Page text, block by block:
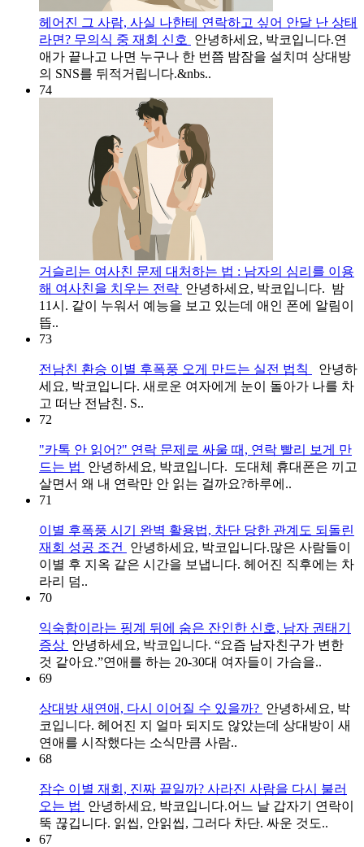
헤어진 그 사람, 사실 나한테 연락하고 싶어 안달 난 상태
라면? 무의식 중 재회 신호
안녕하세요, 박코입니다.연
애가 끝나고 나면 누구나 한 번쯤 밤잠을 설치며 상대방
의 SNS를 뒤적거립니다.&nbs..
74
거슬리는 여사친 문제 대처하는 법 : 남자의 심리를 이용
해 여사친을 치우는 전략 안녕하세요, 박코입니다. 밤
11시. 같이 누워서 예능을 보고 있는데 애인 폰에 알림이
뜹..
73
전남친 환승 이별 후폭풍 오게 만드는 실전 법칙
안녕하
세요, 박코입니다. 새로운 여자에게 눈이 돌아가 나를 차
고 떠난 전남친. S..
72
"카톡 안 읽어?" 연락 문제로 싸울 때, 연락 빨리 보게 만
드는 법
안녕하세요, 박코입니다. 도대체 휴대폰은 끼고
살면서 왜 내 연락만 안 읽는 걸까요?하루에..
71
이별 후폭풍 시기 완벽 활용법, 차단 당한 관계도 되돌린
재회 성공 조건
안녕하세요, 박코입니다.많은 사람들이
이별 후 지옥 같은 시간을 보냅니다. 헤어진 직후에는 차
라리 덤..
70
익숙함이라는 핑계 뒤에 숨은 잔인한 신호, 남자 권태기
증상 안녕하세요, 박코입니다. “요즘 남자친구가 변한
것 같아요.”연애를 하는 20-30대 여자들이 가슴을..
69
상대방 새연애, 다시 이어질 수 있을까? 안녕하세요, 박
코입니다. 헤어진 지 얼마 되지도 않았는데 상대방이 새
연애를 시작했다는 소식만큼 사람..
68
잠수 이별 재회, 진짜 끝일까? 사라진 사람을 다시 불러
오는 법
안녕하세요, 박코입니다.어느 날 갑자기 연락이
뚝 끊깁니다. 읽씹, 안읽씹, 그러다 차단. 싸운 것도..
67